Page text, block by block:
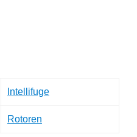
Intellifuge
Rotoren